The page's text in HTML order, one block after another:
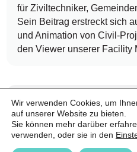
für Ziviltechniker,
Sein Beitrag erstreckt sich
und Animation von Civil-
den Viewer unserer Facility
Wir verwenden Cookies, um
auf unserer Website zu bieten.
Sie können mehr darüber
verwenden, oder sie in den